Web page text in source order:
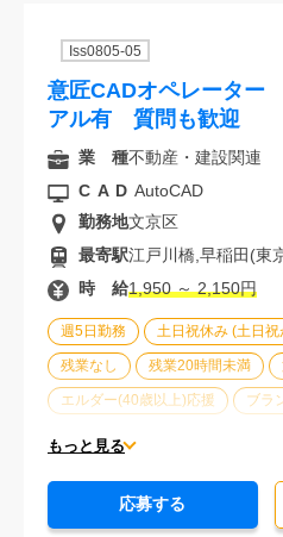
Iss0805-05
意匠CADオペレーター
アル有 質問も歓迎
週5日勤務 土日祝休み (土日
残業なし 残業20時間未満
エルダー(40歳以上)応援 ブラ
駅から徒歩5分以内
もっと見る
業 種不動産・建設関連
CAD AutoCAD
勤務地文京区
最寄駅江戸川橋,早稲田(東
時 給1,950 ～ 2,150円
応募する